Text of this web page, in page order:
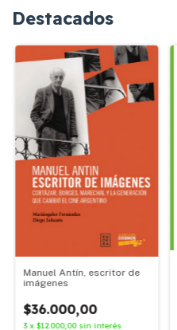
Destacados
Manuel Antín, escritor de
imágenes
$36.000,00
3 x $12.000,00 sin interés